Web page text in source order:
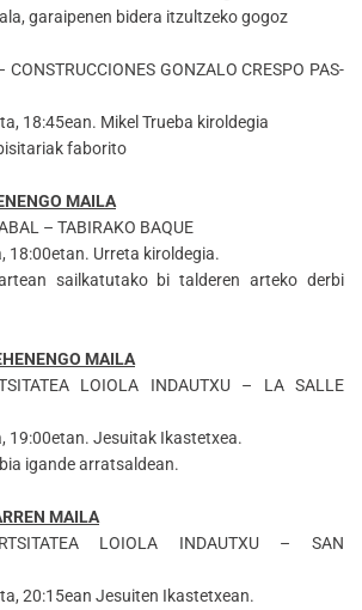
garaipenen bidera itzultzeko gogoz
CONSTRUCCIONES GONZALO CRESPO PAS-
18:45ean. Mikel Trueba kiroldegia
faborito
MAILA
– TABIRAKO BAQUE
18:00etan. Urreta kiroldegia.
sailkatutako bi talderen arteko derbi
MAILA
LOIOLA INDAUTXU – LA SALLE
19:00etan. Jesuitak Ikastetxea.
igande arratsaldean.
MAILA
LOIOLA INDAUTXU – SAN
20:15ean Jesuiten Ikastetxean.